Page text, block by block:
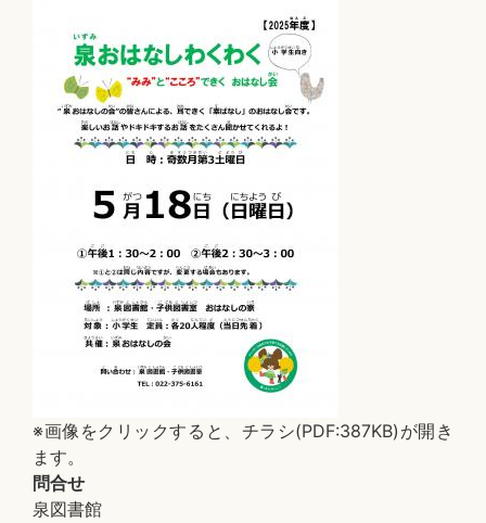
※画像をクリックすると、チラシ(PDF:387KB)が開き
ます。
問合せ
泉図書館